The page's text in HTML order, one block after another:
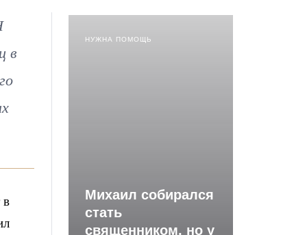
в
в
НУЖНА ПОМОЩЬ
Михаил собирался
стать
священником, но у